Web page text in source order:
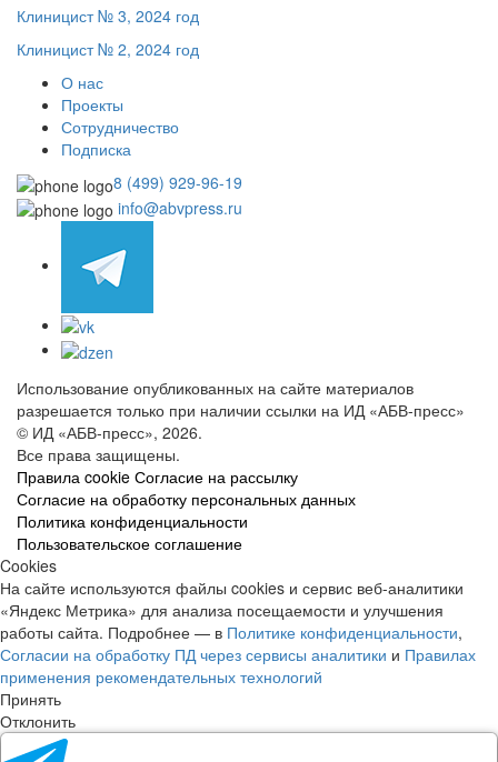
Клиницист № 3, 2024 год
Клиницист № 2, 2024 год
О нас
Проекты
Сотрудничество
Подписка
8 (499) 929-96-19
info@abvpress.ru
Использование опубликованных на сайте материалов
разрешается только при наличии ссылки на ИД «АБВ-пресс»
© ИД «АБВ-пресс», 2026.
Все права защищены.
Правила cookie Согласие на рассылку
Согласие на обработку персональных данных
Политика конфиденциальности
Пользовательское соглашение
Cookies
На сайте используются файлы cookies и сервис веб-аналитики
«Яндекс Метрика» для анализа посещаемости и улучшения
работы сайта. Подробнее — в Политике конфиденциальности,
Согласии на обработку ПД через сервисы аналитики и Правилах
применения рекомендательных технологий
Принять
Отклонить